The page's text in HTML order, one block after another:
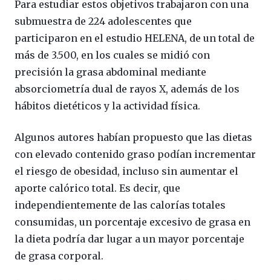
Para estudiar estos objetivos trabajaron con una
submuestra de 224 adolescentes que
participaron en el estudio HELENA, de un total de
más de 3.500, en los cuales se midió con
precisión la grasa abdominal mediante
absorciometría dual de rayos X, además de los
hábitos dietéticos y la actividad física.
Algunos autores habían propuesto que las dietas
con elevado contenido graso podían incrementar
el riesgo de obesidad, incluso sin aumentar el
aporte calórico total. Es decir, que
independientemente de las calorías totales
consumidas, un porcentaje excesivo de grasa en
la dieta podría dar lugar a un mayor porcentaje
de grasa corporal.